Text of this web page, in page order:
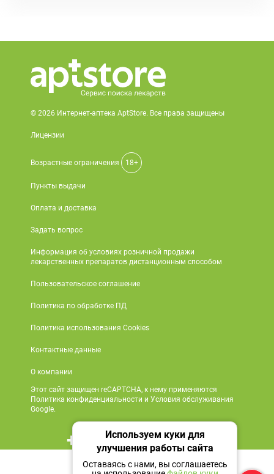
310 ₽
© 2026 Интернет-аптека AptStore. Все права защищены
Лицензии
Возрастные ограничения 18+
Пункты выдачи
Оплата и доставка
Задать вопрос
Информация об условиях розничной продажи
лекарственных препаратов дистанционным способом
Пользовательское соглашение
Политика по обработке ПД
Политика использования Cookies
Контактные данные
О компании
Этот сайт защищен reCAPTCHA, к нему применяются
Политика конфиденциальности и Условия обслуживания
Google.
+7 495 419 18 18
Мы в социальных сетях
Используем куки для
улучшения работы сайта
Оставаясь с нами, вы соглашаетесь